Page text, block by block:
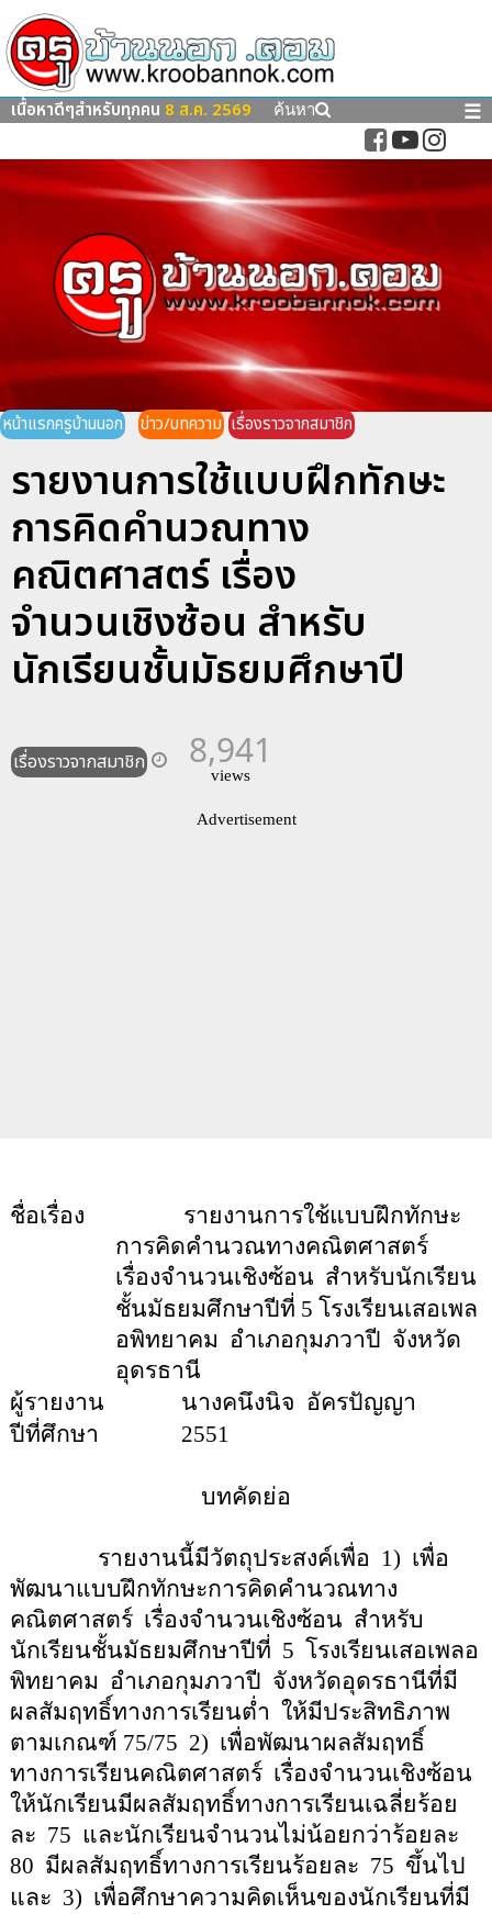
เนื้อหาดีๆสำหรับทุกคน 8 ส.ค. 2569 ค้นหา ☰
หน้าแรกครูบ้านนอก ข่าว/บทความ เรื่องราวจากสมาชิก
รายงานการใช้แบบฝึกทักษะ
การคิดคำนวณทาง
คณิตศาสตร์ เรื่อง
จำนวนเชิงซ้อน สำหรับ
นักเรียนชั้นมัธยมศึกษาปี
เรื่องราวจากสมาชิก 8,941
views
Advertisement
ชื่อเรื่อง
รายงานการใช้แบบฝึกทักษะ
การคิดคำนวณทางคณิตศาสตร์
เรื่องจำนวนเชิงซ้อน สำหรับนักเรียน
ชั้นมัธยมศึกษาปีที่ 5 โรงเรียนเสอเพล
อพิทยาคม อำเภอกุมภวาปี จังหวัด
อุดรธานี
ผู้รายงาน
นางคนึงนิจ อัครปัญญา
ปีที่ศึกษา
2551
บทคัดย่อ
รายงานนี้มีวัตถุประสงค์เพื่อ 1) เพื่อ
พัฒนาแบบฝึกทักษะการคิดคำนวณทาง
คณิตศาสตร์ เรื่องจำนวนเชิงซ้อน สำหรับ
นักเรียนชั้นมัธยมศึกษาปีที่ 5 โรงเรียนเสอเพลอ
พิทยาคม อำเภอกุมภวาปี จังหวัดอุดรธานีที่มี
ผลสัมฤทธิ์ทางการเรียนต่ำ ให้มีประสิทธิภาพ
ตามเกณฑ์ 75/75 2) เพื่อพัฒนาผลสัมฤทธิ์
ทางการเรียนคณิตศาสตร์ เรื่องจำนวนเชิงซ้อน
ให้นักเรียนมีผลสัมฤทธิ์ทางการเรียนเฉลี่ยร้อย
ละ 75 และนักเรียนจำนวนไม่น้อยกว่าร้อยละ
80 มีผลสัมฤทธิ์ทางการเรียนร้อยละ 75 ขึ้นไป
และ 3) เพื่อศึกษาความคิดเห็นของนักเรียนที่มี